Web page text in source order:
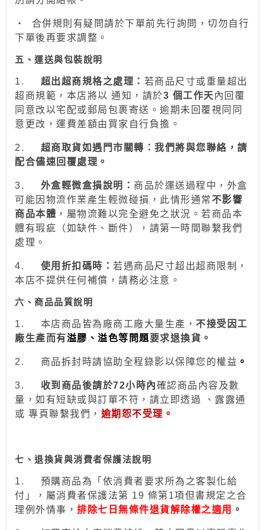
‧ 合併規則有疑問請於下單前先行詢問，切勿自行
下單後再要求調整。
五、運送與包裝說明
1. 超出超商規格之處理： 若商品尺寸或重量超出
超商規範，本店將以 通知，請於3 個工作天內回覆
同意改以宅配或郵局包裹寄送。逾期未回覆視同同
意更改，運費差額由買家自行負擔。
2.
超商取貨如遇門市關轉：我們將與您聯絡，請
配合儘速回覆處理。
3. 外盒輕微盒損說明： 商品於運送過程中，外盒
可能因物流作業產生輕微碰損，此情形通常不影響
商品本體 ，屬物流難以完全避免之狀況。若商品本
體有瑕疵（如缺件、斷件），請第一時間聯繫我們
處理。
4. 使用折扣碼時： 若遇商品尺寸超出超商限制，
本店不提供任何補償，請務必注意。
六、商品品質說明
1. 本店商品皆為廠商工廠大量生產， 不接受因工
廠生產而有溢膠、溢色等問題要求退換貨。
2. 商品拆封時請協助全程錄影以保障您的權益 。
3. 收到商品後請於72小時內確認商品內容及數
量，如有短缺或與訂單不符，請立即透過
、露露通
或 專頁聯繫我們， 逾期恕不受理。
七、退換貨與消費者保護法說明
1.
預購商品為「依消費者要求所為之客製化給
付」，屬消費者保護法第 19 條第1項但書規定之合
理例外情事， 排除七日無條件退貨解除權之適用 。